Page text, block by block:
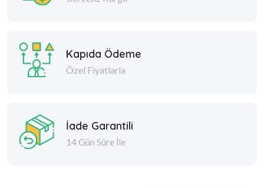
Kapıda Ödeme
Özel Fiyatlarla
İade Garantili
14 Gün Süre İle